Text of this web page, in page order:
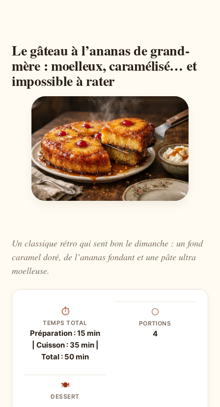
Le gâteau à l’ananas de grand-
mère : moelleux, caramélisé… et
impossible à rater
Un classique rétro qui sent bon le dimanche : un fond
caramel doré, de l’ananas fondant et une pâte ultra
moelleuse.
⏱
TEMPS TOTAL
Préparation : 15 min
| Cuisson : 35 min |
Total : 50 min
⚪
PORTIONS
4
🍽
DESSERT